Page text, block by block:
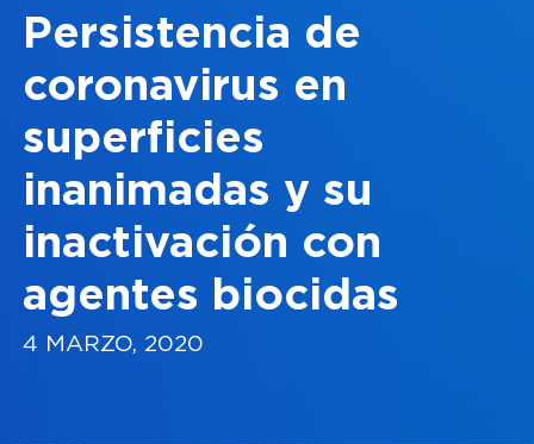
blank
Persistencia de
coronavirus en
superficies
inanimadas y su
inactivación con
agentes biocidas
4 MARZO, 2020